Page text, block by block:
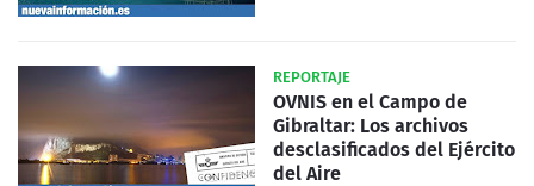
REPORTAJE
OVNIS en el Campo de
Gibraltar: Los archivos
desclasificados del Ejército
del Aire